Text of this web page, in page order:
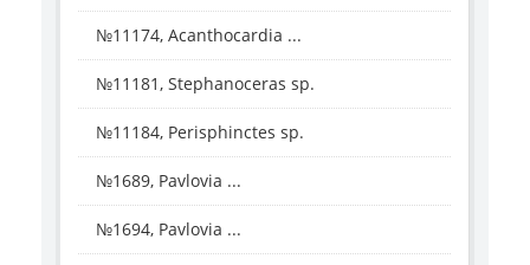
№11174, Acanthocardia ...
№11181, Stephanoceras sp.
№11184, Perisphinctes sp.
№1689, Pavlovia ...
№1694, Pavlovia ...